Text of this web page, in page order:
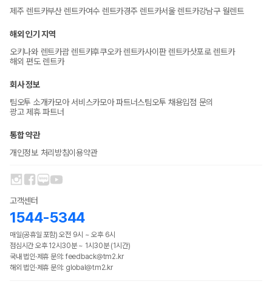
제주 렌트카부산 렌트카여수 렌트카경주 렌트카서울 렌트카강남구 월렌트
해외 인기 지역
오키나와 렌트카괌 렌트카후쿠오카 렌트카사이판 렌트카삿포로 렌트카
해외 편도 렌트카
회사 정보
팀오투 소개카모아 서비스카모아 파트너스팀오투 채용입점 문의
광고 제휴 파트너
통합 약관
개인정보 처리방침이용약관
고객센터
1544-5344
매일(공휴일 포함) 오전 9시 ~ 오후 6시
점심시간 오후 12시30분 ~ 1시30분 (1시간)
국내 법인·제휴 문의: feedback@tm2.kr
해외 법인·제휴 문의: global@tm2.kr